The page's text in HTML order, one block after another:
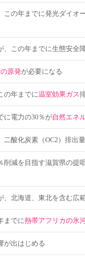
この年までに発光ダイオ
、この年までに生態安全
原発が必要になる
の年までに温室効果ガス
に電力の30％が自然エネ
二酸化炭素（OC2）排出
削減を目指す滋賀県の
、北海道、東北を含む広
までに熱帯アフリカの氷
が出はじめる